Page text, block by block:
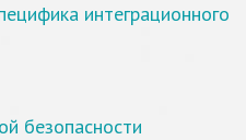
интеграционного
безопасности